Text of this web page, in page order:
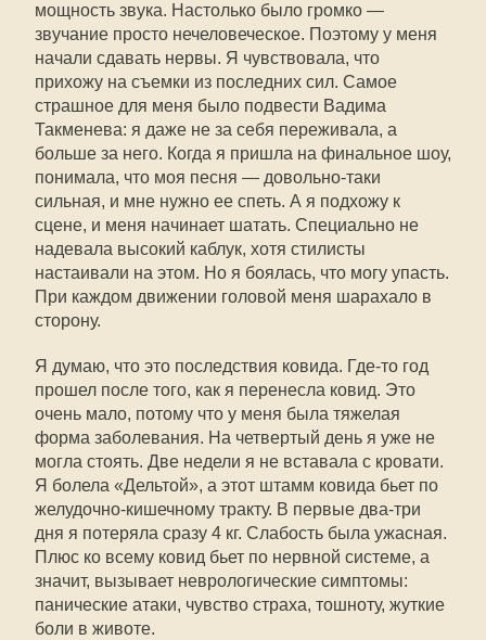
мощность звука. Настолько было громко —
звучание просто нечеловеческое. Поэтому у меня
начали сдавать нервы. Я чувствовала, что
прихожу на съемки из последних сил. Самое
страшное для меня было подвести Вадима
Такменева: я даже не за себя переживала, а
больше за него. Когда я пришла на финальное шоу,
понимала, что моя песня — довольно-таки
сильная, и мне нужно ее спеть. А я подхожу к
сцене, и меня начинает шатать. Специально не
надевала высокий каблук, хотя стилисты
настаивали на этом. Но я боялась, что могу упасть.
При каждом движении головой меня шарахало в
сторону.
Я думаю, что это последствия ковида. Где-то год
прошел после того, как я перенесла ковид. Это
очень мало, потому что у меня была тяжелая
форма заболевания. На четвертый день я уже не
могла стоять. Две недели я не вставала с кровати.
Я болела «Дельтой», а этот штамм ковида бьет по
желудочно-кишечному тракту. В первые два-три
дня я потеряла сразу 4 кг. Слабость была ужасная.
Плюс ко всему ковид бьет по нервной системе, а
значит, вызывает неврологические симптомы:
панические атаки, чувство страха, тошноту, жуткие
боли в животе.